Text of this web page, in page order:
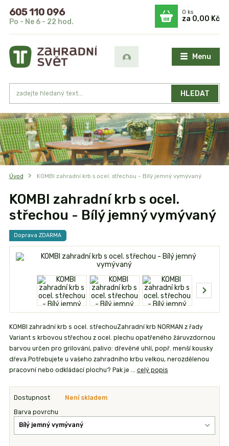
Menu
HLEDAT
605 110 096
Po - Ne 6 - 22 hod.
0ks
za 0,00 Kč
Úvod KOMBI zahradní krb s ocel. střechou - Bílý jemný vymývaný
KOMBI zahradní krb s ocel.
střechou - Bílý jemný vymývaný
Doprava ZDARMA
KOMBI zahradní krb s ocel. střechouZahradní krb NORMAN z řady
Variant s krbovou střechou z ocel. plechu opatřeného žáruvzdornou
barvou určen pro grilování, palivo: dřevěné uhlí, popř. menší kousky
dřeva.Potřebujete u vašeho zahradního krbu velkou, nerozdělenou
pracovní nebo odkládací plochu? Pak je ... celý popis
Dostupnost Není skladem
Barva povrchu